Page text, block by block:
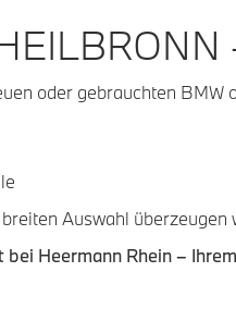
oder gebrauchten
Auswahl
bei Heermann Rhein –